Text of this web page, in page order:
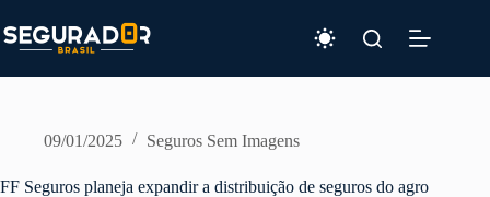
para
o
09/01/2025 Seguros Sem Imagens
FF Seguros planeja expandir a distribuição de seguros do agro